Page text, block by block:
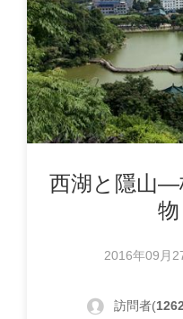
西湖と隱山―
物
2016年09月
訪問者(1262